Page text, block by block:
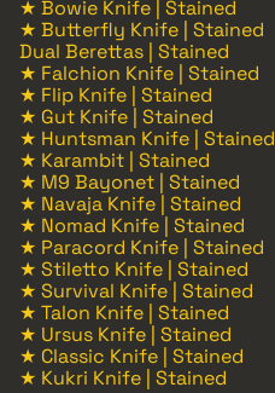
★ Bowie Knife | Stained
★ Butterfly Knife | Stained
Dual Berettas | Stained
★ Falchion Knife | Stained
★ Flip Knife | Stained
★ Gut Knife | Stained
★ Huntsman Knife | Stained
★ Karambit | Stained
★ M9 Bayonet | Stained
★ Navaja Knife | Stained
★ Nomad Knife | Stained
★ Paracord Knife | Stained
★ Stiletto Knife | Stained
★ Survival Knife | Stained
★ Talon Knife | Stained
★ Ursus Knife | Stained
★ Classic Knife | Stained
★ Kukri Knife | Stained